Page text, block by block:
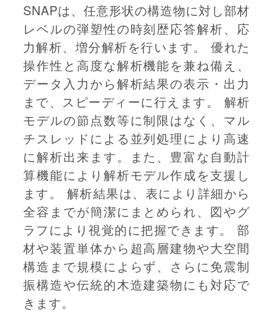
SNAPは、任意形状の構造物に対し部材
レベルの弾塑性の時刻歴応答解析、応
力解析、増分解析を行います。 優れた
操作性と高度な解析機能を兼ね備え、
データ入力から解析結果の表示・出力
まで、スピーディーに行えます。 解析
モデルの節点数等に制限はなく、マル
チスレッドによる並列処理により高速
に解析出来ます。また、豊富な自動計
算機能により解析モデル作成を支援し
ます。 解析結果は、表により詳細から
全容までが簡潔にまとめられ、図やグ
ラフにより視覚的に把握できます。 部
材や装置単体から超高層建物や大空間
構造まで規模によらず、さらに免震制
振構造や伝統的木造建築物にも対応で
きます。